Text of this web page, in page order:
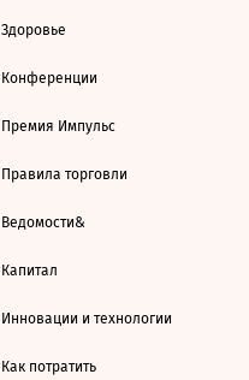
Здоровье
Конференции
Премия Импульс
Правила торговли
Ведомости&
Капитал
Инновации и технологии
Как потратить